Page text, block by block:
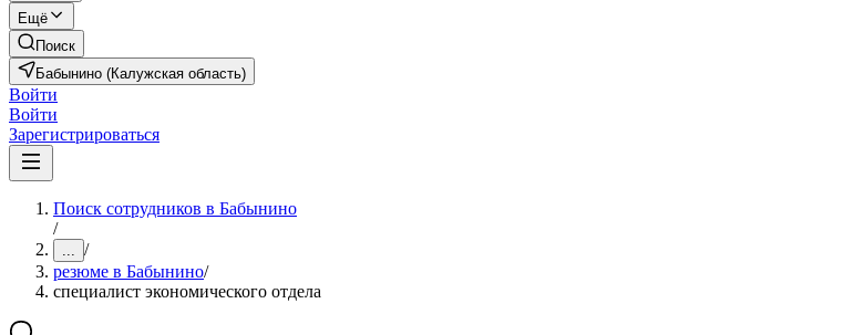
Ещё
Поиск
Бабынино (Калужская область)
Войти
Войти
Зарегистрироваться
Поиск сотрудников в Бабынино
/
... /
резюме в Бабынино/
специалист экономического отдела